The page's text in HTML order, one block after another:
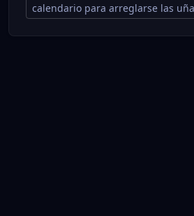
calendario para arreglarse las